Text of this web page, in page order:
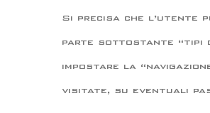
Si precisa che l’utente
parte sottostante “tipi
impostare la
visitate, su eventuali